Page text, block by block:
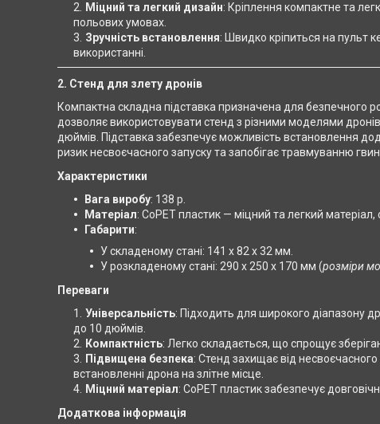
Міцний та легкий дизайн: Кріплення компактне та
польових умовах.
Зручність встановлення: Швидко кріпиться на пульт
використанні.
2. Стенд для злету дронів
Компактна складна підставка призначена для безпечного
дозволяє використовувати стенд з різними моделями
дюймів. Підставка забезпечує можливість встановлення
ризик несвоєчасного запуску та запобігає травмуванню
Характеристики
Вага виробу: 138 р.
Матеріал: CoPET пластик — міцний та легкий матеріал,
Габарити:
У складеному стані: 141 х 82 х 32 мм.
У розкладеному стані: 290 х 250 х 170 мм (розміри
Переваги
Універсальність: Підходить для широкого діапазону
до 10 дюймів.
Компактність: Легко складається, що спрощує
Підвищена безпека: Стенд захищає від
встановленні дрона на злітне місце.
Міцний матеріал: CoPET пластик забезпечує
Додаткова інформація